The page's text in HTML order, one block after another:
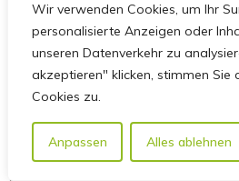
Wir verwenden Cookies, um Ihr
personalisierte Anzeigen oder
unseren Datenverkehr zu
akzeptieren" klicken, stimmen Sie
Cookies zu.
Anpassen Alles ablehnen